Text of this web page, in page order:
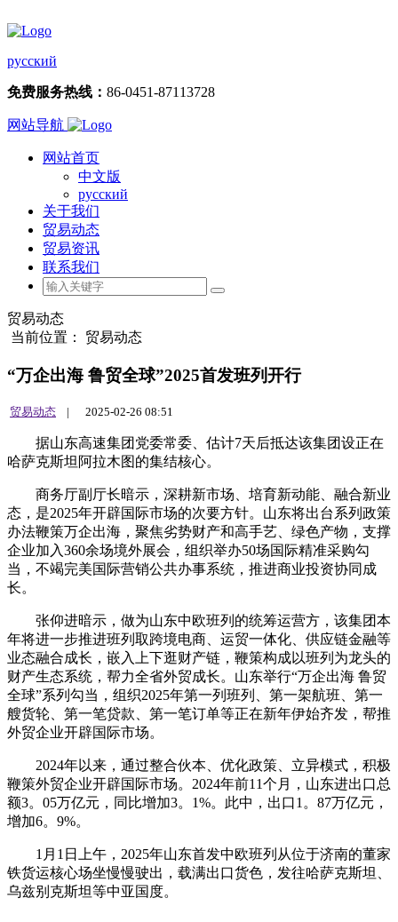
русский
免费服务热线： 86-0451-87113728
网站导航
网站首页
中文版
русский
关于我们
贸易动态
贸易资讯
联系我们
贸易动态
当前位置： 贸易动态
“万企出海 鲁贸全球”2025首发班列开行
贸易动态 | 2025-02-26 08:51
据山东高速集团党委常委、估计7天后抵达该集团设正在
哈萨克斯坦阿拉木图的集结核心。
商务厅副厅长暗示，深耕新市场、培育新动能、融合新业
态，是2025年开辟国际市场的次要方针。山东将出台系列政策
办法鞭策万企出海，聚焦劣势财产和高手艺、绿色产物，支撑
企业加入360余场境外展会，组织举办50场国际精准采购勾
当，不竭完美国际营销公共办事系统，推进商业投资协同成
长。
张仰进暗示，做为山东中欧班列的统筹运营方，该集团本
年将进一步推进班列取跨境电商、运贸一体化、供应链金融等
业态融合成长，嵌入上下逛财产链，鞭策构成以班列为龙头的
财产生态系统，帮力全省外贸成长。山东举行“万企出海 鲁贸
全球”系列勾当，组织2025年第一列班列、第一架航班、第一
艘货轮、第一笔贷款、第一笔订单等正在新年伊始齐发，帮推
外贸企业开辟国际市场。
2024年以来，通过整合伙本、优化政策、立异模式，积极
鞭策外贸企业开辟国际市场。2024年前11个月，山东进出口总
额3。05万亿元，同比增加3。1%。此中，出口1。87万亿元，
增加6。9%。
1月1日上午，2025年山东首发中欧班列从位于济南的董家
铁货运核心场坐慢慢驶出，载满出口货色，发往哈萨克斯坦、
乌兹别克斯坦等中亚国度。